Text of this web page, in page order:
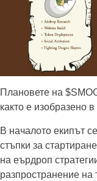
Плановете на
както е изобразено
В началото екипът
стъпки за
на еърдроп
разпространение на